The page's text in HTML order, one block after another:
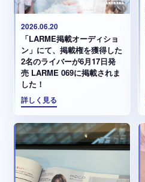
2026.06.20
「LARME掲載オーディショ
ン」にて、掲載権を獲得した
2名のライバーが6月17日発
売 LARME 069に掲載されま
した！
詳しく見る